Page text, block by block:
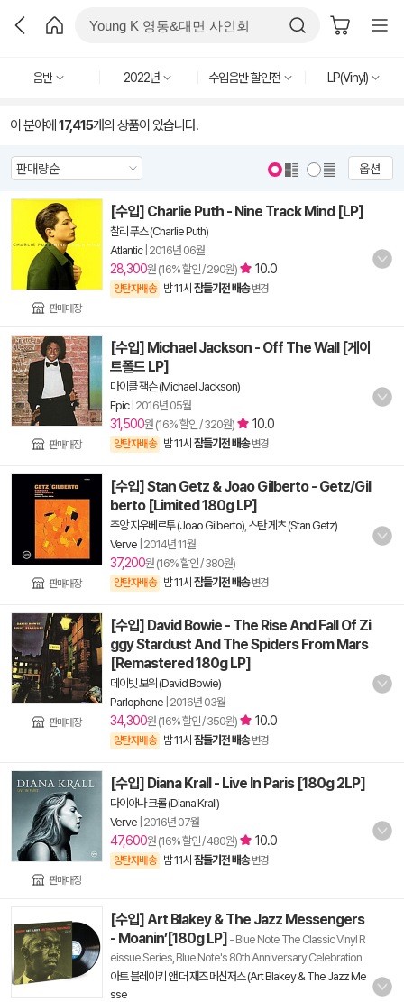
음반 2022년 수입음반 할인전 LP(Vinyl)
이 분야에 17,415개의 상품이 있습니다.
옵션
판매매장
[수입] Charlie Puth - Nine Track Mind [LP]
찰리 푸스 (Charlie Puth)
Atlantic| 2016년 06월
28,300원 (16% 할인 / 290원) 10.0
양탄자배송 밤 11시 잠들기전 배송 변경
판매매장
[수입] Michael Jackson - Off The Wall [게이
트폴드 LP]
마이클 잭슨 (Michael Jackson)
Epic| 2016년 05월
31,500원 (16% 할인 / 320원) 10.0
양탄자배송 밤 11시 잠들기전 배송 변경
판매매장
[수입] Stan Getz & Joao Gilberto - Getz/Gil
berto [Limited 180g LP]
주앙 지우베르투 (Joao Gilberto) 스탄 게츠 (Stan Getz)
Verve 2014년 11월
37,200원 (16% 할인 / 380원)
양탄자배송 밤 11시 잠들기전 배송 변경
판매매장
[수입] David Bowie - The Rise And Fall Of Zi
ggy Stardust And The Spiders From Mars
[Remastered 180g LP]
데이빗 보위 (David Bowie)
Parlophone 2016년 03월
34,300원 (16% 할인 / 350원) 10.0
양탄자배송 밤 11시 잠들기전 배송 변경
판매매장
[수입] Diana Krall - Live In Paris [180g 2LP]
다이아나 크롤 (Diana Krall)
Verve 2016년 07월
47,600원 (16% 할인 / 480원) 10.0
양탄자배송 밤 11시 잠들기전 배송 변경
[수입] Art Blakey & The Jazz Messengers
- Moanin’[180g LP] - Blue Note The Classic Vinyl R
eissue Series, Blue Note's 80th Anniversary Celebration
아트 블레이키 앤 더 재즈 메신저스 (Art Blakey & The Jazz Me
sse